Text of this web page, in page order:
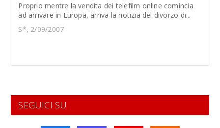
Proprio mentre la vendita dei telefilm online comincia
ad arrivare in Europa, arriva la notizia del divorzo di...
S*, 2/09/2007
SEGUICI SU